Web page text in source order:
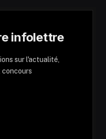
infolettre
sur l'actualité,
concours